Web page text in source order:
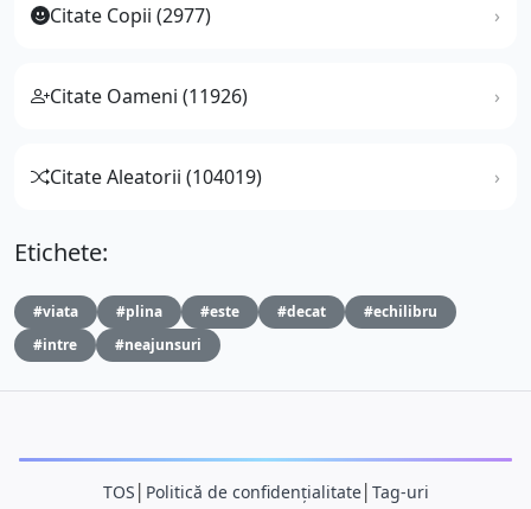
Citate Copii (2977)
Citate Oameni (11926)
Citate Aleatorii (104019)
Etichete:
#viata #plina #este #decat
#echilibru
#intre
#neajunsuri
TOS Politică de confidențialitate│ Tag-uri